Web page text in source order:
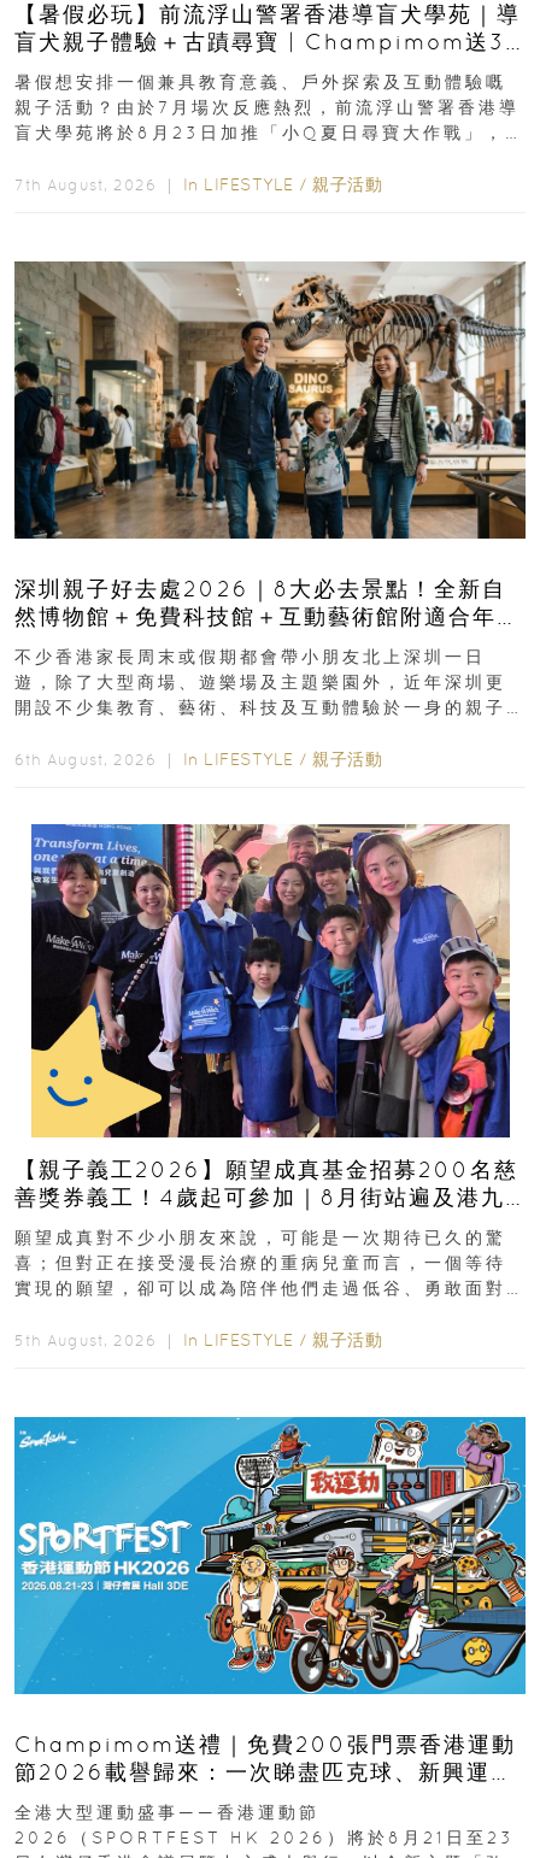
【暑假必玩】前流浮山警署香港導盲犬學苑｜導
盲犬親子體驗＋古蹟尋寶 | Champimom送3
組免費名額
暑假想安排一個兼具教育意義、戶外探索及互動體驗嘅
親子活動？由於7月場次反應熱烈，前流浮山警署香港導
盲犬學苑將於8月23日加推「小Q夏日尋寶大作戰」，家
7th August, 2026 ｜ In LIFESTYLE / 親子活動
深圳親子好去處2026｜8大必去景點！全新自
然博物館＋免費科技館＋互動藝術館附適合年
齡、交通、門票、開放時間
不少香港家長周末或假期都會帶小朋友北上深圳一日
遊，除了大型商場、遊樂場及主題樂園外，近年深圳更
開設不少集教育、藝術、科技及互動體驗於一身的親子
6th August, 2026 ｜ In LIFESTYLE / 親子活動
【親子義工2026】願望成真基金招募200名慈
善獎券義工！4歲起可參加｜8月街站遍及港九
新界
願望成真對不少小朋友來說，可能是一次期待已久的驚
喜；但對正在接受漫長治療的重病兒童而言，一個等待
實現的願望，卻可以成為陪伴他們走過低谷、勇敢面對
5th August, 2026 ｜ In LIFESTYLE / 親子活動
Champimom送禮｜免費200張門票香港運動
節2026載譽歸來：一次睇盡匹克球、新興運
動、街舞比賽＋逾百運動品牌展覽
全港大型運動盛事——香港運動節
2026（SPORTFEST HK 2026）將於8月21日至23